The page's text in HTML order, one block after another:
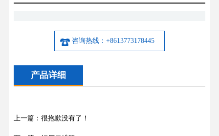
咨询热线：+8613773178445
产品详细
上一篇：很抱歉没有了！